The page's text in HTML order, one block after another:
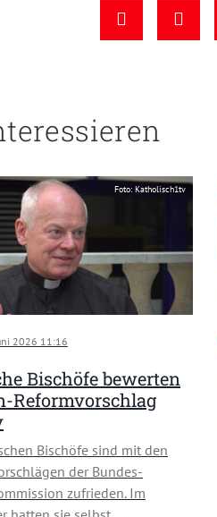
Foto: Katholisch1tv
2026 11:16
Bischöfe bewerten
Reformvorschlag
Bischöfe sind mit den
der Bundes-
zufrieden. Im